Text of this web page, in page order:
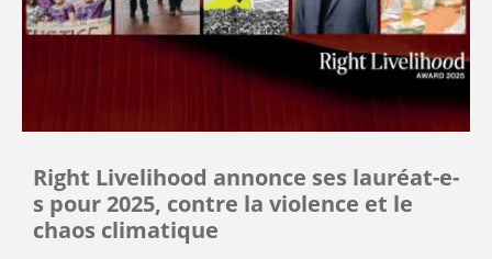
Right Livelihood annonce ses lauréat-e-
s pour 2025, contre la violence et le
chaos climatique